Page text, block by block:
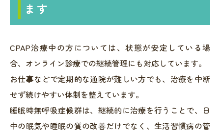
ます
CPAP治療中の方については、状態が安定している場
合、オンライン診療での継続管理にも対応しています。
お仕事などで定期的な通院が難しい方でも、治療を中断
せず続けやすい体制を整えています。
睡眠時無呼吸症候群は、継続的に治療を行うことで、日
中の眠気や睡眠の質の改善だけでなく、生活習慣病の管